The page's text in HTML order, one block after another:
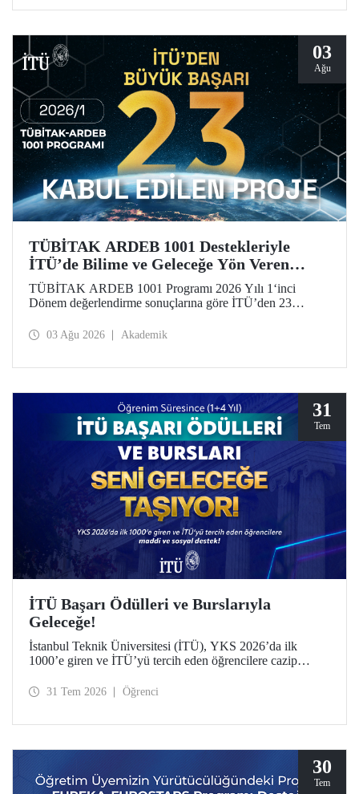
03
Ağu
TÜBİTAK ARDEB 1001 Destekleriyle
İTÜ’de Bilime ve Geleceğe Yön Veren
Başarı
TÜBİTAK ARDEB 1001 Programı 2026 Yılı 1‘inci
Dönem değerlendirme sonuçlarına göre İTÜ’den 23
03 Ağu 2026 Akademik
31
Tem
İTÜ Başarı Ödülleri ve Burslarıyla
Geleceğe!
İstanbul Teknik Üniversitesi (İTÜ), YKS 2026’da ilk
1000’e giren ve İTÜ’yü tercih eden öğrencilere cazip
31 Tem 2026 Öğrenci
30
Tem